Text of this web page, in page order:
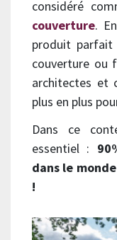
considéré
couverture.
produit parfait
couverture ou
architectes et
plus en plus
Dans ce
essentiel :
dans le
!